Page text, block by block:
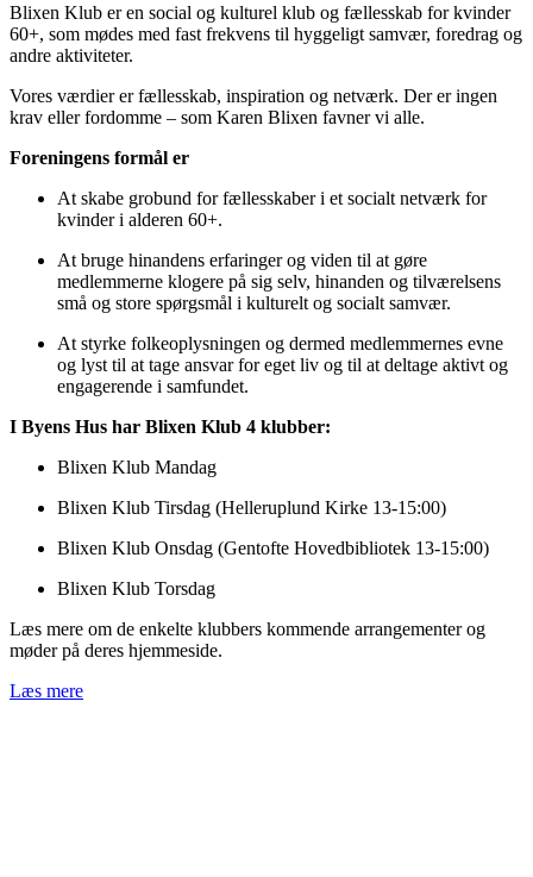
Blixen Klub er en social og kulturel klub og fællesskab for kvinder
60+, som mødes med fast frekvens til hyggeligt samvær, foredrag og
andre aktiviteter.
Vores værdier er fællesskab, inspiration og netværk. Der er ingen
krav eller fordomme – som Karen Blixen favner vi alle.
Foreningens formål er
At skabe grobund for fællesskaber i et socialt netværk for
kvinder i alderen 60+.
At bruge hinandens erfaringer og viden til at gøre
medlemmerne klogere på sig selv, hinanden og tilværelsens
små og store spørgsmål i kulturelt og socialt samvær.
At styrke folkeoplysningen og dermed medlemmernes evne
og lyst til at tage ansvar for eget liv og til at deltage aktivt og
engagerende i samfundet.
I Byens Hus har Blixen Klub 4 klubber:
Blixen Klub Mandag
Blixen Klub Tirsdag (Helleruplund Kirke 13-15:00)
Blixen Klub Onsdag (Gentofte Hovedbibliotek 13-15:00)
Blixen Klub Torsdag
Læs mere om de enkelte klubbers kommende arrangementer og
møder på deres hjemmeside.
Læs mere